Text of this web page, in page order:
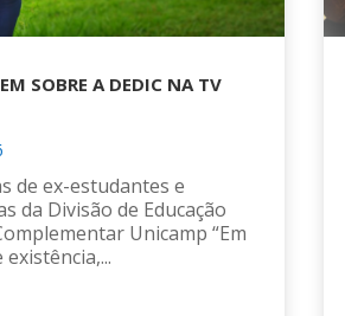
SOBRE A DEDIC NA TV
de ex-estudantes e
da Divisão de Educação
Unicamp “Em